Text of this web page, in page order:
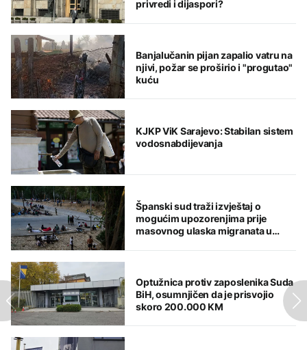
privredi i dijaspori?
Banjalučanin pijan zapalio vatru na
njivi, požar se proširio i "progutao"
kuću
KJKP ViK Sarajevo: Stabilan sistem
vodosnabdijevanja
Španski sud traži izvještaj o
mogućim upozorenjima prije
masovnog ulaska migranata u
Optužnica protiv zaposlenika Suda
BiH, osumnjičen da je prisvojio
skoro 200.000 KM